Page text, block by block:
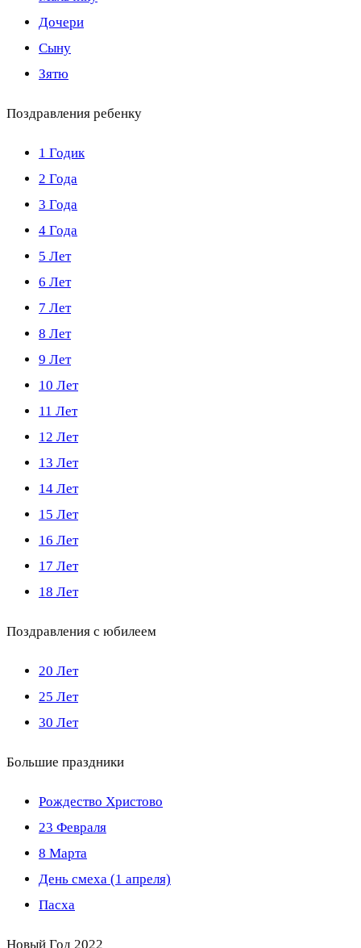
Дочери
Сыну
Зятю
Поздравления ребенку
1 Годик
2 Года
3 Года
4 Года
5 Лет
6 Лет
7 Лет
8 Лет
9 Лет
10 Лет
11 Лет
12 Лет
13 Лет
14 Лет
15 Лет
16 Лет
17 Лет
18 Лет
Поздравления с юбилеем
20 Лет
25 Лет
30 Лет
Большие праздники
Рождество Христово
23 Февраля
8 Марта
День смеха (1 апреля)
Пасха
Новый Год 2022